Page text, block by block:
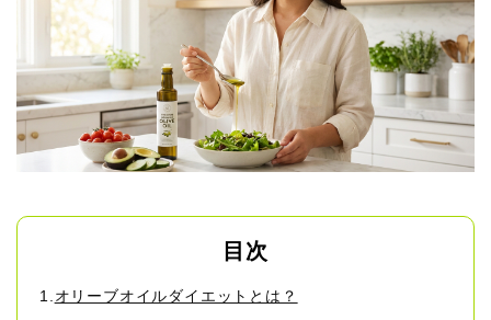
目次
オリーブオイルダイエットとは？